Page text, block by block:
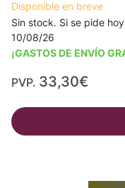
Disponible en breve
Sin stock. Si se pide
10/08/26
¡GASTOS DE ENVÍO
PVP. 33,30€